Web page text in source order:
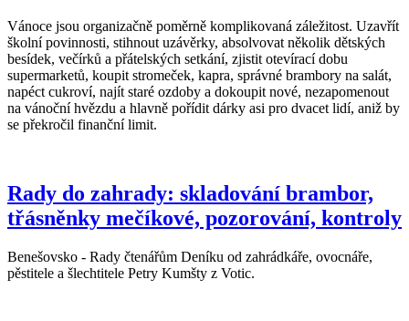
Vánoce jsou organizačně poměrně komplikovaná záležitost. Uzavřít
školní povinnosti, stihnout uzávěrky, absolvovat několik dětských
besídek, večírků a přátelských setkání, zjistit otevírací dobu
supermarketů, koupit stromeček, kapra, správné brambory na salát,
napéct cukroví, najít staré ozdoby a dokoupit nové, nezapomenout
na vánoční hvězdu a hlavně pořídit dárky asi pro dvacet lidí, aniž by
se překročil finanční limit.
Rady do zahrady: skladování brambor,
třásněnky mečíkové, pozorování, kontroly
Benešovsko - Rady čtenářům Deníku od zahrádkáře, ovocnáře,
pěstitele a šlechtitele Petry Kumšty z Votic.